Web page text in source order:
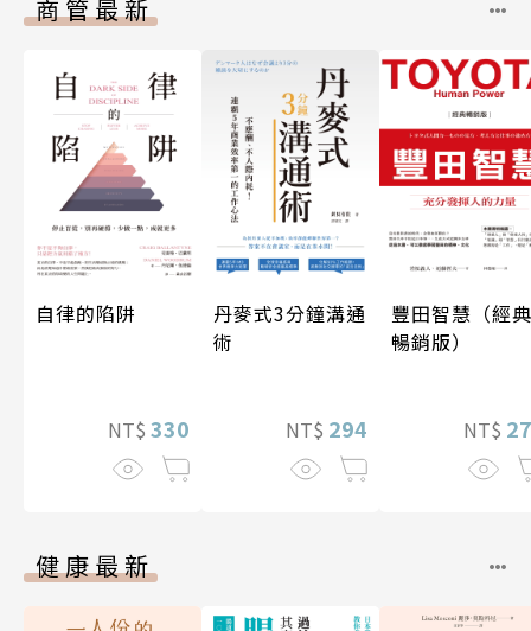
商管最新
自律的陷阱
NT$ 330
丹麥式3分鐘溝通
術
NT$ 294
豐田智慧（經典
暢銷版）
NT$
健康最新